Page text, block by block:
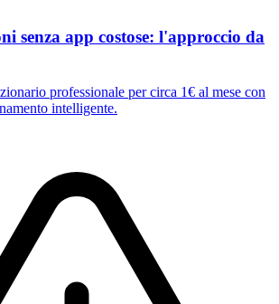
senza app costose: l'approccio da
professionale per circa 1€ al mese con
intelligente.